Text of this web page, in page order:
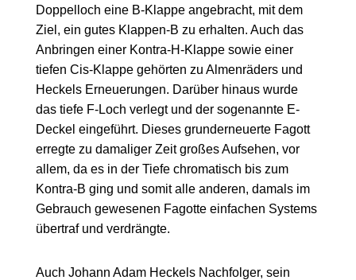
Doppelloch eine B-Klappe angebracht, mit dem
Ziel, ein gutes Klappen-B zu erhalten. Auch das
Anbringen einer Kontra-H-Klappe sowie einer
tiefen Cis-Klappe gehörten zu Almenräders und
Heckels Erneuerungen. Darüber hinaus wurde
das tiefe F-Loch verlegt und der sogenannte E-
Deckel eingeführt. Dieses grunderneuerte Fagott
erregte zu damaliger Zeit großes Aufsehen, vor
allem, da es in der Tiefe chromatisch bis zum
Kontra-B ging und somit alle anderen, damals im
Gebrauch gewesenen Fagotte einfachen Systems
übertraf und verdrängte.
Auch Johann Adam Heckels Nachfolger, sein